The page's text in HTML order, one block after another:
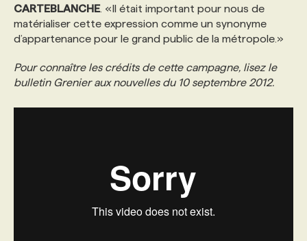
CARTEBLANCHE. «Il était important pour nous de
matérialiser cette expression comme un synonyme
d’appartenance pour le grand public de la métropole.»
Pour connaître les crédits de cette campagne, lisez le
bulletin Grenier aux nouvelles du 10 septembre 2012.